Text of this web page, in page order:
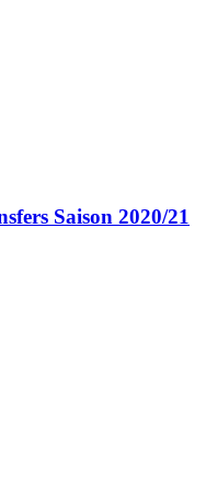
Saison 2020/21